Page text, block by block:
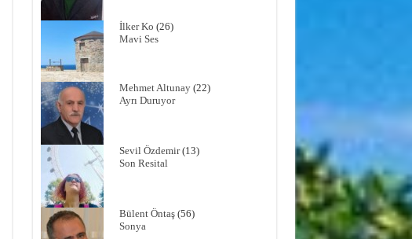
İlker Ko (26)
Mavi Ses
Mehmet Altunay(22)
Ayrı Duruyor
Sevil Özdemir(13)
Son Resital
Bülent Öntaş(56)
Sonya